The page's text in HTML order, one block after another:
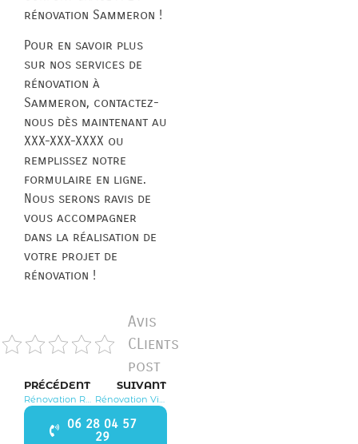
rénovation Sammeron !
Pour en savoir plus
sur nos services de
rénovation à
Sammeron, contactez-
nous dès maintenant au
XXX-XXX-XXXX ou
remplissez notre
formulaire en ligne.
Nous serons ravis de
vous accompagner
dans la réalisation de
votre projet de
rénovation !
Avis
CLients
post
PRÉCÉDENT
Rénovation Reuil en Brie 77260
SUIVANT
Rénovation Villeparisis 77270
06 28 04 57
29